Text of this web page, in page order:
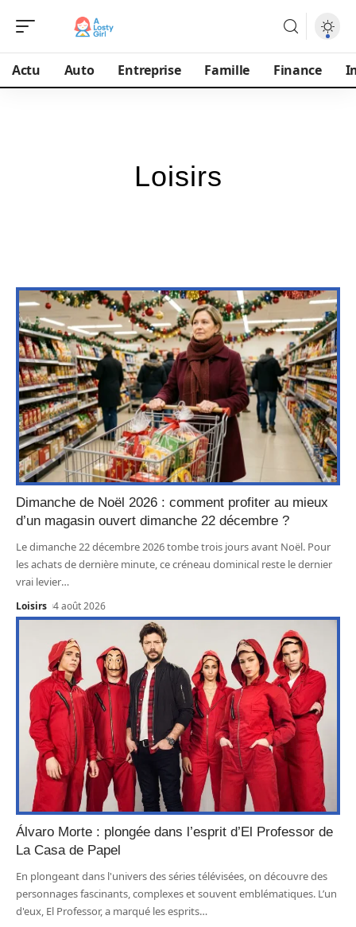
Actu Auto Entreprise Famille Finance
Loisirs
Dimanche de Noël 2026 : comment profiter au mieux
d’un magasin ouvert dimanche 22 décembre ?
Le dimanche 22 décembre 2026 tombe trois jours avant Noël. Pour
les achats de dernière minute, ce créneau dominical reste le dernier
vrai levier…
Loisirs 4 août 2026
Álvaro Morte : plongée dans l’esprit d’El Professor de
La Casa de Papel
En plongeant dans l'univers des séries télévisées, on découvre des
personnages fascinants, complexes et souvent emblématiques. L’un
d'eux, El Professor, a marqué les esprits…